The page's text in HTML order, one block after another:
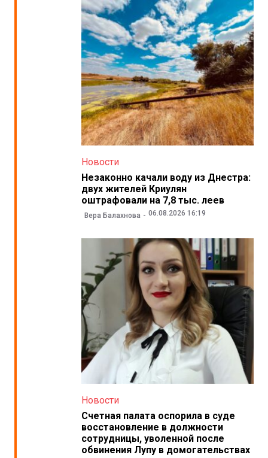
Новости
Незаконно качали воду из Днестра:
двух жителей Криулян
оштрафовали на 7,8 тыс. леев
Вера Балахнова 06.08.2026 16:19
Новости
Счетная палата оспорила в суде
восстановление в должности
сотрудницы, уволенной после
обвинения Лупу в домогательствах